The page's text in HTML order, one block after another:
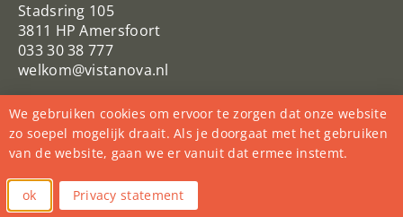
Stadsring 105
3811 HP Amersfoort
033 30 38 777
welkom@vistanova.nl
VistaNovaSchool
Vista Nova
@VistaNovaSchool
We gebruiken cookies om ervoor te zorgen dat onze website
zo soepel mogelijk draait. Als je doorgaat met het gebruiken
van de website, gaan we er vanuit dat ermee instemt.
ok Privacy statement